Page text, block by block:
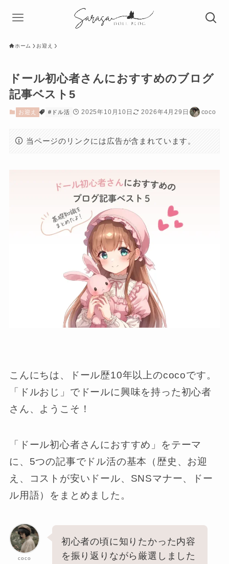
ホーム お迎え
ドール初心者さんにおすすめのブログ
記事ベスト5
お迎え #ドル活 2025年10月10日 2026年4月29日 coco
当ページのリンクには広告が含まれています。
こんにちは、ドール歴10年以上のcocoです。
「ドルおじ」でドールに興味を持った初心者
さん、ようこそ！
「ドール初心者さんにおすすめ」をテーマ
に、5つの記事でドル活の基本（歴史、お迎
え、コストが安いドール、SNSマナー、ドー
ル用語）をまとめました。
coco
初心者の頃に知りたかった内容
を振り返りながら厳選しました